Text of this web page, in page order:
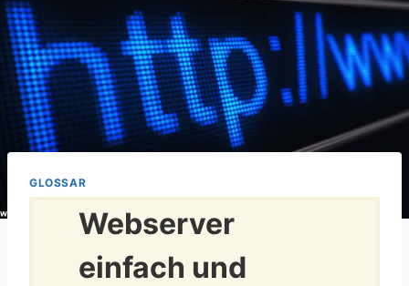
GLOSSAR
Webserver
einfach und